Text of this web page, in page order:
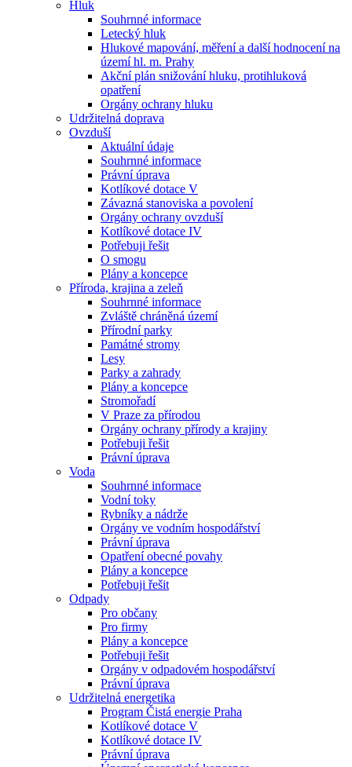
Hluk
Souhrnné informace
Letecký hluk
Hlukové mapování, měření a další hodnocení na
území hl. m. Prahy
Akční plán snižování hluku, protihluková
opatření
Orgány ochrany hluku
Udržitelná doprava
Ovzduší
Aktuální údaje
Souhrnné informace
Právní úprava
Kotlíkové dotace V
Závazná stanoviska a povolení
Orgány ochrany ovzduší
Kotlíkové dotace IV
Potřebuji řešit
O smogu
Plány a koncepce
Příroda, krajina a zeleň
Souhrnné informace
Zvláště chráněná území
Přírodní parky
Památné stromy
Lesy
Parky a zahrady
Plány a koncepce
Stromořadí
V Praze za přírodou
Orgány ochrany přírody a krajiny
Potřebuji řešit
Právní úprava
Voda
Souhrnné informace
Vodní toky
Rybníky a nádrže
Orgány ve vodním hospodářství
Právní úprava
Opatření obecné povahy
Plány a koncepce
Potřebuji řešit
Odpady
Pro občany
Pro firmy
Plány a koncepce
Potřebuji řešit
Orgány v odpadovém hospodářství
Právní úprava
Udržitelná energetika
Program Čistá energie Praha
Kotlíkové dotace V
Kotlíkové dotace IV
Právní úprava